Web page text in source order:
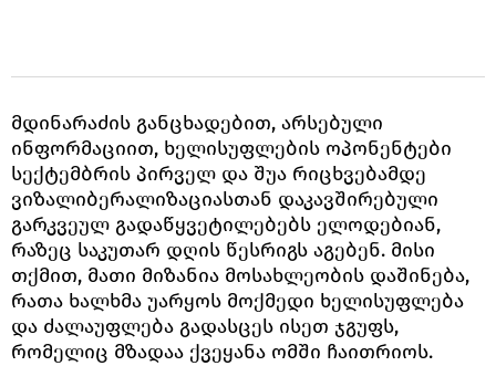
მდინარაძის განცხადებით, არსებული
ინფორმაციით, ხელისუფლების ოპონენტები
სექტემბრის პირველ და შუა რიცხვებამდე
ვიზალიბერალიზაციასთან დაკავშირებული
გარკვეულ გადაწყვეტილებებს ელოდებიან,
რაზეც საკუთარ დღის წესრიგს აგებენ. მისი
თქმით, მათი მიზანია მოსახლეობის დაშინება,
რათა ხალხმა უარყოს მოქმედი ხელისუფლება
და ძალაუფლება გადასცეს ისეთ ჯგუფს,
რომელიც მზადაა ქვეყანა ომში ჩაითრიოს.